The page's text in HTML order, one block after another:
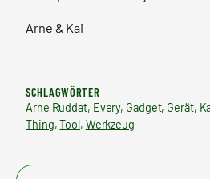
Arne & Kai
SCHLAGWÖRTER
Arne Ruddat, Every, Gadget, Gerät,
Thing, Tool, Werkzeug